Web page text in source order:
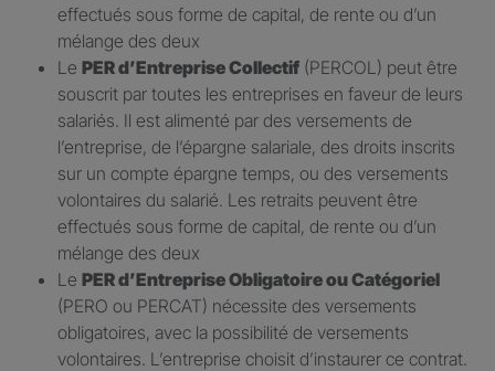
effectués sous forme de capital, de rente ou d’un
mélange des deux
Le PER d’Entreprise Collectif (PERCOL) peut être
souscrit par toutes les entreprises en faveur de leurs
salariés. Il est alimenté par des versements de
l’entreprise, de l’épargne salariale, des droits inscrits
sur un compte épargne temps, ou des versements
volontaires du salarié. Les retraits peuvent être
effectués sous forme de capital, de rente ou d’un
mélange des deux
Le PER d’Entreprise Obligatoire ou Catégoriel
(PERO ou PERCAT) nécessite des versements
obligatoires, avec la possibilité de versements
volontaires. L’entreprise choisit d’instaurer ce contrat.